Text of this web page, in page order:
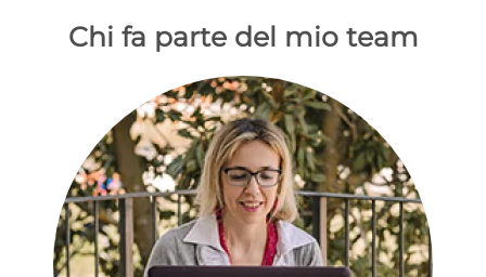
Chi fa parte del mio team